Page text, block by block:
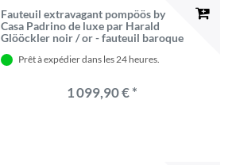
Fauteuil extravagant pompöös by
Casa Padrino de luxe par Harald
Glööckler noir / or - fauteuil baroque
Prêt à expédier dans les 24 heures.
1 099,90 € *